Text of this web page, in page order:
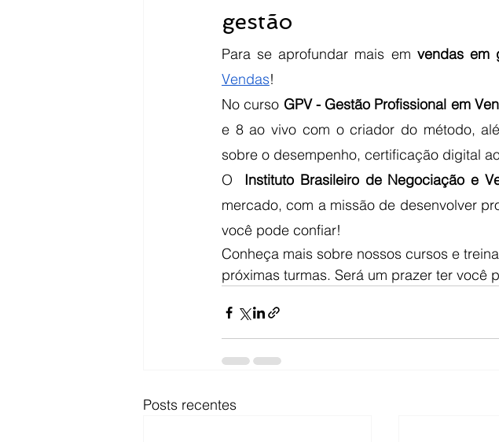
gestão
Para se aprofundar mais em vendas em
Vendas!
No curso GPV - Gestão Profissional em
e 8 ao vivo com o criador do método,
sobre o desempenho, certificação digital
O Instituto Brasileiro de Negociação e
mercado, com a missão de desenvolver
você pode confiar!
Conheça mais sobre nossos cursos e
próximas turmas. Será um prazer ter você
Posts recentes